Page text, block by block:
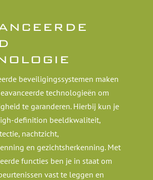
beveiligingssystemen maken
technologieën om
te garanderen. Hierbij kun je
definition beeldkwaliteit,
nachtzicht,
en gezichtsherkenning. Met
functies ben je in staat om
vast te leggen en